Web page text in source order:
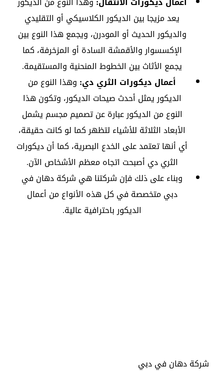
يعد مزيجا بين الديكور الكلاسيكي أو التقليدي
والديكور الحديث أو المودرن، ويجمع هذا النوع بين
الإكسسوار والأقمشة السادة أو المزخرفة، كما
يجمع الأثاث بين الخطوط المنحنية والمستقيمة.
أعمال ديكورات الثري دي: وهذا النوع من
الديكور يمثل أحدث صيحات الديكور، وتكون هذا
النوع من الديكور عبارة عن تصميم مجسم يشمل
الأبعاد الثلاثة للأشياء لتظهر كما لو كانت حقيقة،
أي أنها تعتمد على الخدع البصرية، كما أن ديكورات
الثري دي أصبحت اتجاه معظم الأشخاص الآن.
وبناء على ذلك فإن شركتنا هي شركة دهان في
دبي متخصصة في كل هذه الأنواع من أعمال
الديكور باحترافية عالية.
شركة دهان في دبي